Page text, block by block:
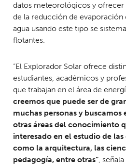
datos meteorológicos y ofrecer
de la reducción de evaporación
agua usando este tipo se
flotantes.
“El Explorador Solar ofrece
estudiantes, académicos y
que trabajan en el área de
creemos que puede ser de
muchas personas y buscamos
otras áreas del conocimiento
interesado en el estudio de
como la arquitectura, las
pedagogía, entre otras”, señala